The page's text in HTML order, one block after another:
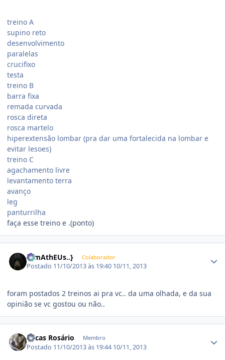
treino A
supino reto
desenvolvimento
paralelas
crucifixo
testa
treino B
barra fixa
remada curvada
rosca direta
rosca martelo
hiperextensão lombar (pra dar uma fortalecida na lombar e
evitar lesoes)
treino C
agachamento livre
levantamento terra
avanço
leg
panturrilha
faça esse treino e .(ponto)
{..mAthEUs..} Colaborador
Postado 11/10/2013 às 19:40 10/11, 2013
foram postados 2 treinos ai pra vc.. da uma olhada, e da sua
opinião se vc gostou ou não..
Lucas Rosário Membro
Postado 11/10/2013 às 19:44 10/11, 2013